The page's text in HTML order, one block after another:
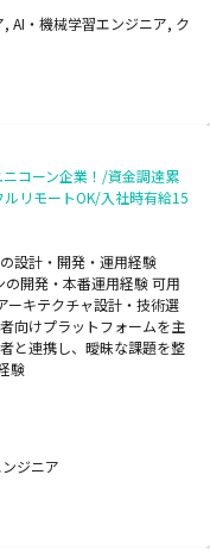
AI・機械学習エンジニア, ク
ニコーン企業！/資金調達累
リモートOK/入社時有給15
設計・開発・運用経験
開発・本番運用経験 可用
ーキテクチャ設計・技術選
向けプラットフォームを主
と連携し、曖昧な課題を整
験
ジニア